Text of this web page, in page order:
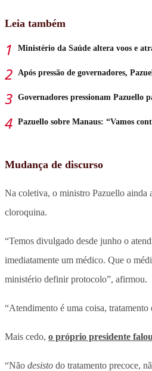
Leia também
Ministério da Saúde altera voos e
Após pressão de governadores,
Governadores pressionam Pazuello
Pazuello sobre Manaus: “Vamos
Mudança de discurso
Na coletiva, o ministro Pazuello ainda
cloroquina.
“Temos divulgado desde junho o
imediatamente um médico. Que o
ministério definir protocolo”, afirmou.
“Atendimento é uma coisa,
Mais cedo, o próprio presidente
“Não desisto do tratamento precoce,